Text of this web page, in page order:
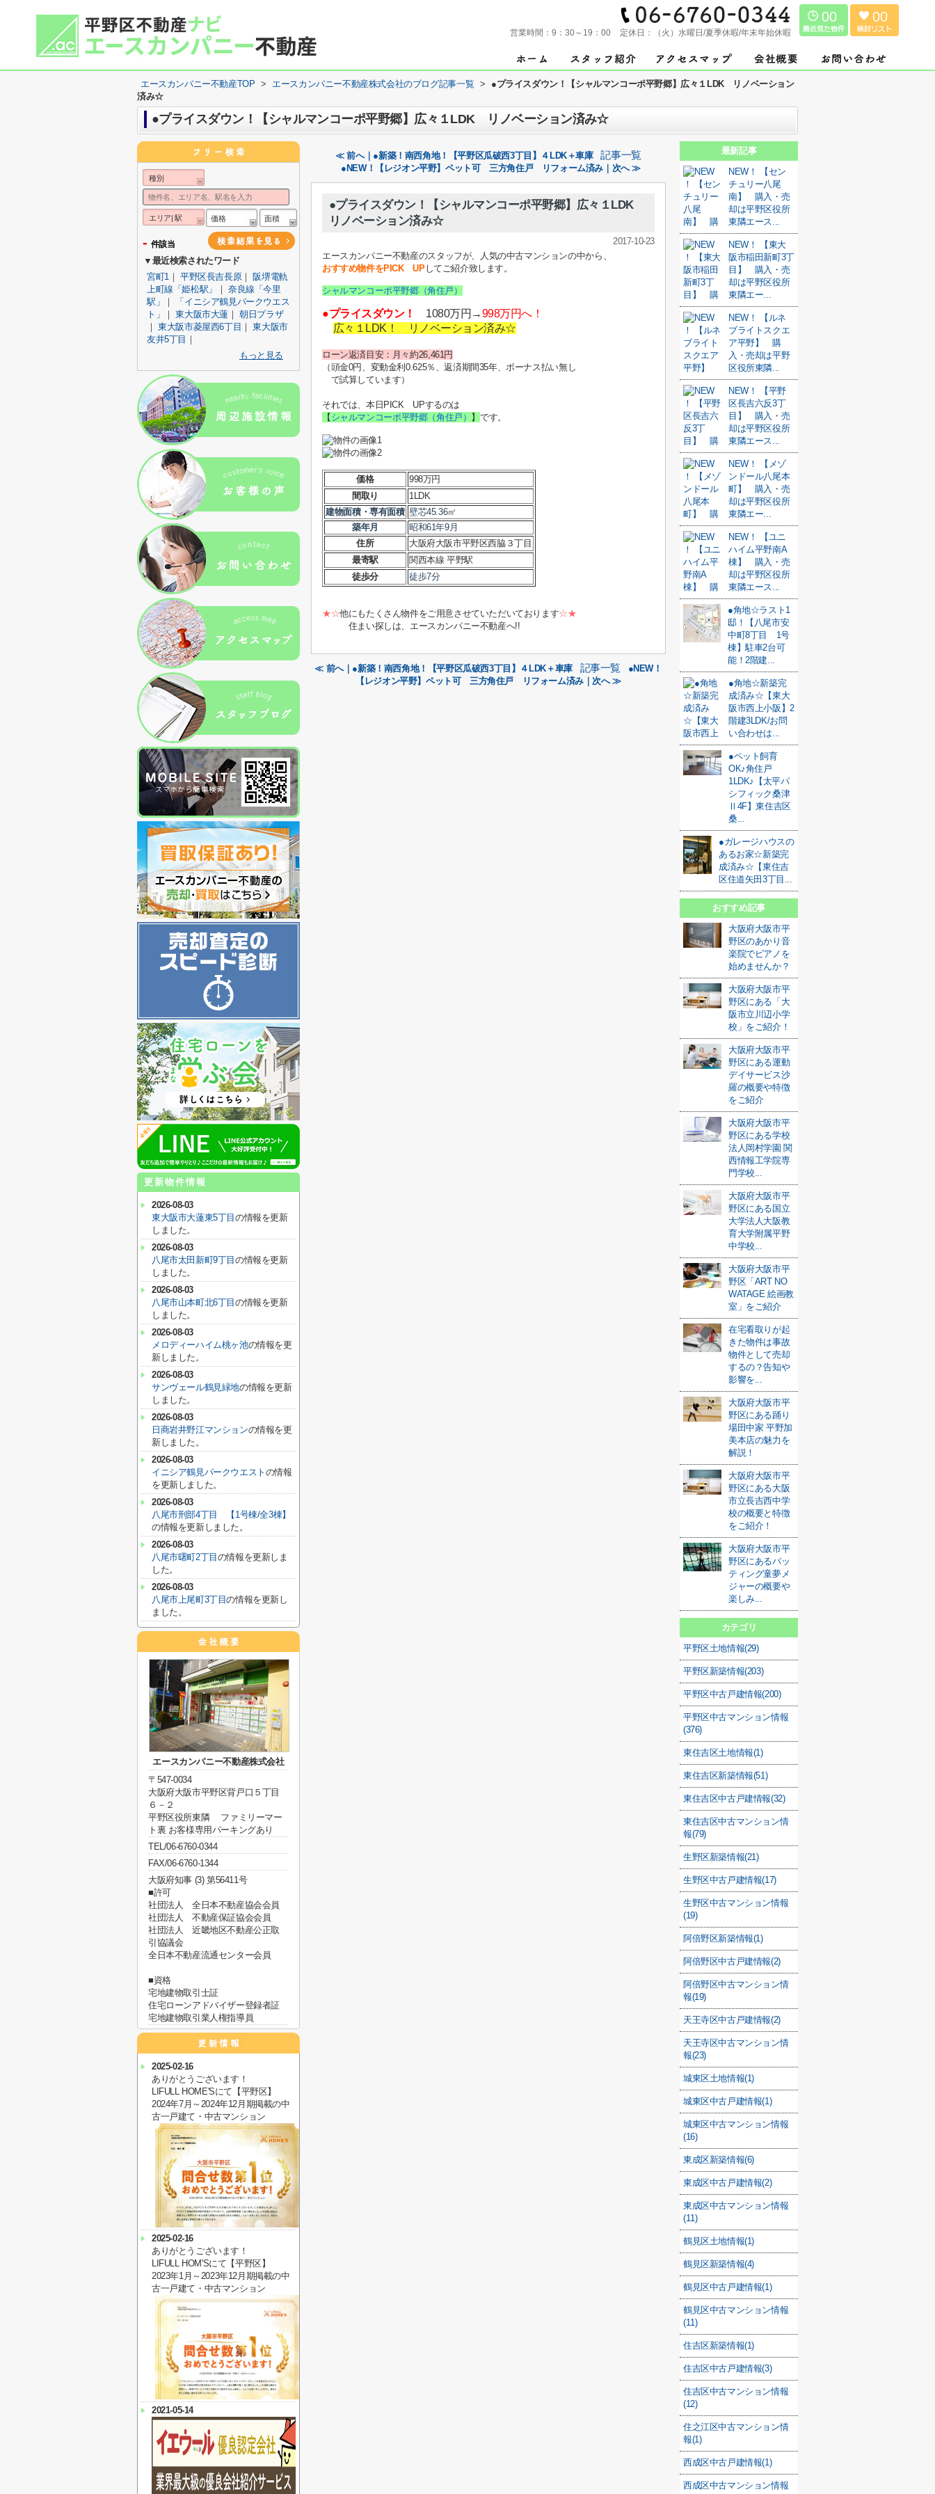
営業時間： 9：30～19：00 定休日： （火）水曜日/夏季休暇/年末年始休暇
00 00
エースカンパニー不動産TOP > エースカンパニー不動産株式会社のブログ記事一覧 >
●プライスダウン！【シャルマンコーポ平野郷】広々１LDK リノベーション
済み☆
●プライスダウン！【シャルマンコーポ平野郷】広々１LDK リノベーション済み☆
≪ 前へ｜●新築！南西角地！【平野区瓜破西3丁目】４LDK＋車庫 記事一覧
●NEW！【レジオン平野】ペット可 三方角住戸 リフォーム済み｜次へ ≫
●プライスダウン！【シャルマンコーポ平野郷】広々１LDK
リノベーション済み☆
2017-10-23
エースカンパニー不動産のスタッフが、人気の中古マンションの中から、
おすすめ物件をPICK UPしてご紹介致します。
シャルマンコーポ平野郷（角住戸）
●プライスダウン！ 1080万円→998万円へ！
広々１LDK！ リノベーション済み☆
ローン返済目安：月々約26,461円
（頭金0円、変動金利0.625％、返済期間35年、ボーナス払い無し
で試算しています）
それでは、本日PICK UPするのは
【 シャルマンコーポ平野郷（角住戸） 】です。
価格
998万円
間取り
1LDK
建物面積・専有面積 壁芯45.36㎡
築年月
昭和61年9月
住所
大阪府大阪市平野区西脇３丁目
最寄駅
関西本線 平野駅
徒歩分
徒歩7分
★☆他にもたくさん物件をご用意させていただいております☆★
住まい探しは、エースカンパニー不動産へ!!
≪ 前へ｜●新築！南西角地！【平野区瓜破西3丁目】４LDK＋車庫 記事一覧
●NEW！
【レジオン平野】ペット可 三方角住戸 リフォーム済み｜次へ ≫
最新記事
NEW！ 【セン
チュリー八尾
南】 購入・売
却は平野区役所
東隣エース...
NEW！ 【東大
阪市稲田新町3丁
目】 購入・売
却は平野区役所
東隣エー...
NEW！ 【ルネ
ブライトスクエ
ア平野】 購
入・売却は平野
区役所東隣...
NEW！ 【平野
区長吉六反3丁
目】 購入・売
却は平野区役所
東隣エース...
NEW！ 【メゾ
ンドール八尾本
町】 購入・売
却は平野区役所
東隣エー...
NEW！ 【ユニ
ハイム平野南A
棟】 購入・売
却は平野区役所
東隣エース...
●角地☆ラスト1
邸！【八尾市安
中町8丁目 1号
棟】駐車2台可
能！2階建...
●角地☆新築完
成済み☆【東大
阪市西上小阪】2
階建3LDK/お問
い合わせは...
●ペット飼育
OK♪角住戸
1LDK♪【太平パ
シフィック桑津
Ⅱ4F】東住吉区
桑...
●ガレージハウスの
あるお家☆新築完
成済み☆【東住吉
区住道矢田3丁目...
おすすめ記事
大阪府大阪市平
野区のあかり音
楽院でピアノを
始めませんか？
大阪府大阪市平
野区にある「大
阪市立川辺小学
校」をご紹介！
大阪府大阪市平
野区にある運動
デイサービス沙
羅の概要や特徴
をご紹介
大阪府大阪市平
野区にある学校
法人岡村学園 関
西情報工学院専
門学校...
大阪府大阪市平
野区にある国立
大学法人大阪教
育大学附属平野
中学校...
大阪府大阪市平
野区「ART NO
WATAGE 絵画教
室」をご紹介
在宅看取りが起
きた物件は事故
物件として売却
するの？告知や
影響を...
大阪府大阪市平
野区にある踊り
場田中家 平野加
美本店の魅力を
解説！
大阪府大阪市平
野区にある大阪
市立長吉西中学
校の概要と特徴
をご紹介！
大阪府大阪市平
野区にあるバッ
ティング童夢メ
ジャーの概要や
楽しみ...
カテゴリ
平野区土地情報(29)
平野区新築情報(203)
平野区中古戸建情報(200)
平野区中古マンション情報
(376)
東住吉区土地情報(1)
東住吉区新築情報(51)
東住吉区中古戸建情報(32)
東住吉区中古マンション情
報(79)
生野区新築情報(21)
生野区中古戸建情報(17)
生野区中古マンション情報
(19)
阿倍野区新築情報(1)
阿倍野区中古戸建情報(2)
阿倍野区中古マンション情
報(19)
天王寺区中古戸建情報(2)
天王寺区中古マンション情
報(23)
城東区土地情報(1)
城東区中古戸建情報(1)
城東区中古マンション情報
(16)
東成区新築情報(6)
東成区中古戸建情報(2)
東成区中古マンション情報
(11)
鶴見区土地情報(1)
鶴見区新築情報(4)
鶴見区中古戸建情報(1)
鶴見区中古マンション情報
(11)
住吉区新築情報(1)
住吉区中古戸建情報(3)
住吉区中古マンション情報
(12)
住之江区中古マンション情
報(1)
西成区中古戸建情報(1)
西成区中古マンション情報
種別
エリア| 駅 価格 面積
- 件該当
▼最近検索されたワード
宮町1｜平野区長吉長原｜ 阪堺電軌
上町線「姫松駅」
｜奈良線「今里
駅」
｜
「イニシア鶴見パークウエス
ト」
｜東大阪市大蓮 ｜朝日プラザ
｜東大阪市菱屋西6丁目 ｜東大阪市
友井5丁目 ｜
もっと見る
更新物件情報
2026-08-03
東大阪市大蓮東5丁目の情報を更新
しました。
2026-08-03
八尾市太田新町9丁目の情報を更新
しました。
2026-08-03
八尾市山本町北6丁目の情報を更新
しました。
2026-08-03
メロディーハイム桃ヶ池の情報を更
新しました。
2026-08-03
サンヴェール鶴見緑地の情報を更新
しました。
2026-08-03
日商岩井野江マンションの情報を更
新しました。
2026-08-03
イニシア鶴見パークウエスト の情報
を更新しました。
2026-08-03
八尾市刑部4丁目 【1号棟/全3棟】
の情報を更新しました。
2026-08-03
八尾市曙町2丁目 の情報を更新しま
した。
2026-08-03
八尾市上尾町3丁目の情報を更新し
ました。
エースカンパニー不動産株式会社
〒547-0034
大阪府大阪市平野区背戸口５丁目
６－２
平野区役所東隣 ファミリーマー
ト裏 お客様専用パーキングあり
TEL/06-6760-0344
FAX/06-6760-1344
大阪府知事 (3) 第56411号
■許可
社団法人 全日本不動産協会会員
社団法人 不動産保証協会会員
社団法人 近畿地区不動産公正取
引協議会
全日本不動産流通センター会員
■資格
宅地建物取引士証
住宅ローンアドバイザー登録者証
宅地建物取引業人権指導員
2025-02-16
ありがとうございます！
LIFULL HOME'Sにて【平野区】
2024年7月～2024年12月期掲載の中
古一戸建て・中古マンション
2025-02-16
ありがとうございます！
LIFULL HOM'Sにて【平野区】
2023年1月～2023年12月期掲載の中
古一戸建て・中古マンション
2021-05-14